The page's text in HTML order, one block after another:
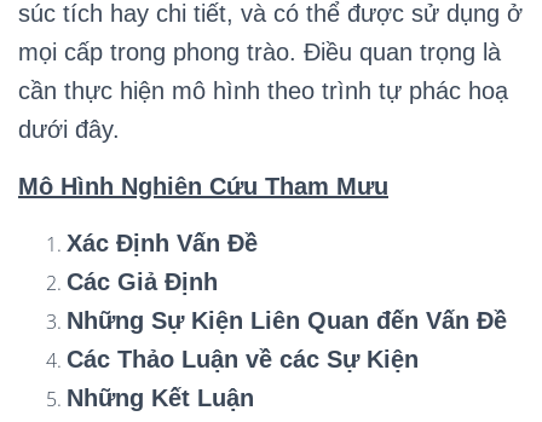
súc tích hay chi tiết, và có thể được sử dụng ở
mọi cấp trong phong trào. Điều quan trọng là
cần thực hiện mô hình theo trình tự phác hoạ
dưới đây.
Mô Hình Nghiên Cứu Tham Mưu
Xác Định Vấn Đề
Các Giả Định
Những Sự Kiện Liên Quan đến Vấn Đề
Các Thảo Luận về các Sự Kiện
Những Kết Luận